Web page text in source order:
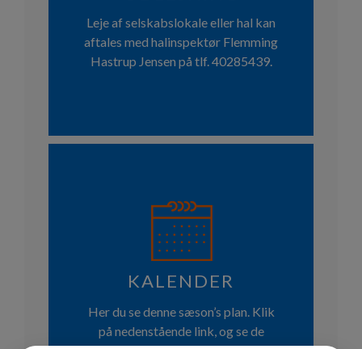
Leje af selskabslokale eller hal kan
aftales med halinspektør Flemming
Hastrup Jensen på tlf. 40285439.
KALENDER
Her du se denne sæson’s plan. Klik
på nedenstående link, og se de